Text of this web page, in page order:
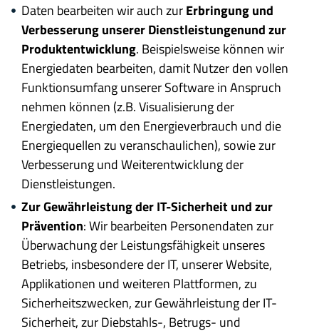
Daten bearbeiten wir auch zurErbringung und
Verbesserung unserer Dienstleistungenund zur
Produktentwicklung. Beispielsweise können wir
Energiedaten bearbeiten, damit Nutzer den vollen
Funktionsumfang unserer Software in Anspruch
nehmen können (z.B. Visualisierung der
Energiedaten, um den Energieverbrauch und die
Energiequellen zu veranschaulichen), sowie zur
Verbesserung und Weiterentwicklung der
Dienstleistungen.
Zur Gewährleistung der IT-Sicherheit und zur
Prävention: Wir bearbeiten Personendaten zur
Überwachung der Leistungsfähigkeit unseres
Betriebs, insbesondere der IT, unserer Website,
Applikationen und weiteren Plattformen, zu
Sicherheitszwecken, zur Gewährleistung der IT-
Sicherheit, zur Diebstahls-, Betrugs- und